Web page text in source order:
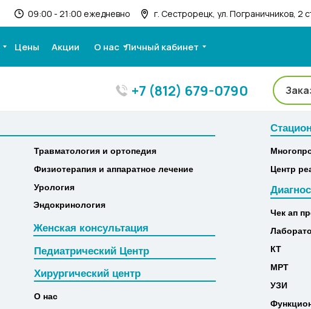
09:00 - 21:00 ежедневно г. Сестрорецк, ул. Пограничников, 2
Цены Акции О нас Личный кабинет
+7 (812) 679-0790
Травматология и ортопедия
Урология
Эндокринология
Центр
КТ
МРТ
УЗИ
Чек ап
Физиотерапия и аппаратное лечение
Хирургический центр
О нас
Педиатрический Центр
Женская консультация
Хирургический центр
Педиатрический Центр
Женская консультация